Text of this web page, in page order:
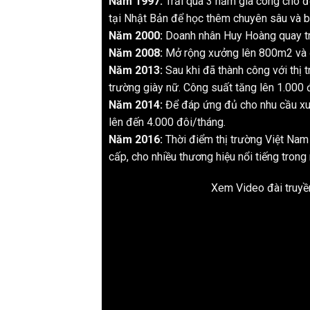
tại Nhật Bản để học thêm chuyên sâu và
Năm 2000: Doanh nhân Huy Hoàng
Năm 2008: Mở rộng xưởng lên 800m2
Năm 2013: Sau khi đã thành công với thị
trường giày nữ. Công suất tăng lên 1.000
Năm 2014: Để đáp ứng đủ cho nhu cầu
lên đến 4.000 đôi/tháng.
Năm 2016: Thời điểm thị trường Việt
cấp, cho nhiều thương hiệu nổi tiếng
Xem Video đài